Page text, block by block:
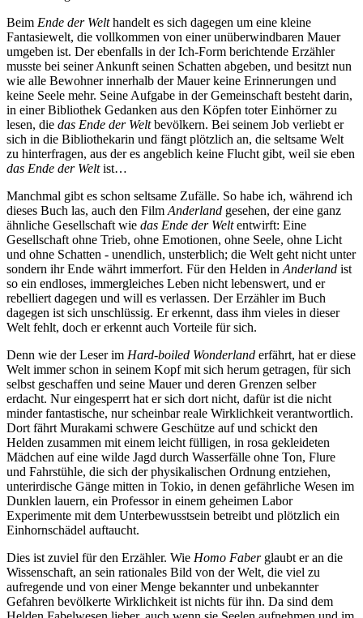
Beim Ende der Welthandelt es sich dagegen um eine kleine
Fantasiewelt, die vollkommen von einer unüberwindbaren Mauer
umgeben ist. Der ebenfalls in der Ich-Form berichtende Erzähler
musste bei seiner Ankunft seinen Schatten abgeben, und besitzt nun
wie alle Bewohner innerhalb der Mauer keine Erinnerungen und
keine Seele mehr. Seine Aufgabe in der Gemeinschaft besteht darin,
in einer Bibliothek Gedanken aus den Köpfen toter Einhörner zu
lesen, die das Ende der Weltbevölkern. Bei seinem Job verliebt er
sich in die Bibliothekarin und fängt plötzlich an, die seltsame Welt
zu hinterfragen, aus der es angeblich keine Flucht gibt, weil sie eben
das Ende der Weltist…
Manchmal gibt es schon seltsame Zufälle. So habe ich, während ich
dieses Buch las, auch den Film Anderland gesehen, der eine ganz
ähnliche Gesellschaft wie das Ende der Weltentwirft: Eine
Gesellschaft ohne Trieb, ohne Emotionen, ohne Seele, ohne Licht
und ohne Schatten - unendlich, unsterblich; die Welt geht nicht unter
sondern ihr Ende währt immerfort. Für den Helden in Anderland ist
so ein endloses, immergleiches Leben nicht lebenswert, und er
rebelliert dagegen und will es verlassen. Der Erzähler im Buch
dagegen ist sich unschlüssig. Er erkennt, dass ihm vieles in dieser
Welt fehlt, doch er erkennt auch Vorteile für sich.
Denn wie der Leser im Hard-boiled Wonderland erfährt, hat er diese
Welt immer schon in seinem Kopf mit sich herum getragen, für sich
selbst geschaffen und seine Mauer und deren Grenzen selber
erdacht. Nur eingesperrt hat er sich dort nicht, dafür ist die nicht
minder fantastische, nur scheinbar reale Wirklichkeit verantwortlich.
Dort fährt Murakami schwere Geschütze auf und schickt den
Helden zusammen mit einem leicht fülligen, in rosa gekleideten
Mädchen auf eine wilde Jagd durch Wasserfälle ohne Ton, Flure
und Fahrstühle, die sich der physikalischen Ordnung entziehen,
unterirdische Gänge mitten in Tokio, in denen gefährliche Wesen im
Dunklen lauern, ein Professor in einem geheimen Labor
Experimente mit dem Unterbewusstsein betreibt und plötzlich ein
Einhornschädel auftaucht.
Dies ist zuviel für den Erzähler. Wie Homo Faberglaubt er an die
Wissenschaft, an sein rationales Bild von der Welt, die viel zu
aufregende und von einer Menge bekannter und unbekannter
Gefahren bevölkerte Wirklichkeit ist nichts für ihn. Da sind dem